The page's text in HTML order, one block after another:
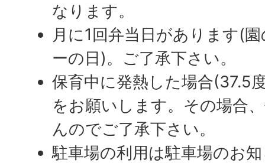
なります。
月に1回弁当日があります(
ーの日)。ご了承下さい。
保育中に発熱した場合(37.5
をお願いします。その場合
んのでご了承下さい。
駐車場の利用は駐車場のお